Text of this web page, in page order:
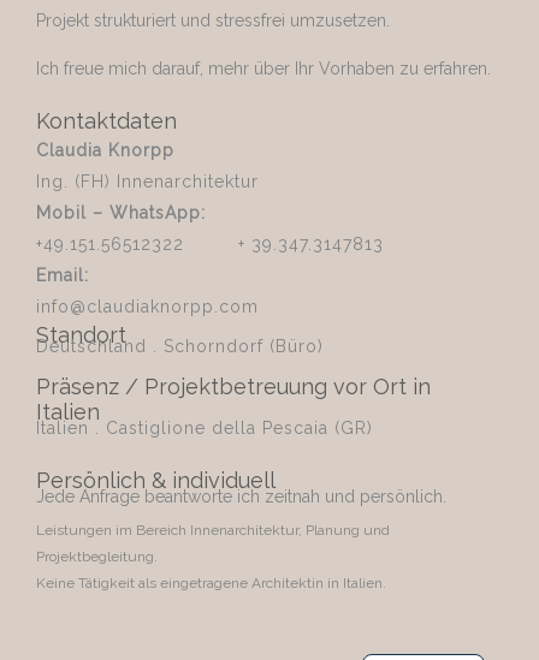
Projekt strukturiert und stressfrei umzusetzen.
Ich freue mich darauf, mehr über Ihr Vorhaben zu erfahren.
Kontaktdaten
Claudia Knorpp
Ing. (FH) Innenarchitektur
Mobil – WhatsApp:
+49.151.56512322 + 39.347.3147813
Email:
info@claudiaknorpp.com
Standort
Deutschland . Schorndorf (Büro)
Präsenz / Projektbetreuung vor Ort in
Italien
Italien . Castiglione della Pescaia (GR)
Persönlich & individuell
Jede Anfrage beantworte ich zeitnah und persönlich.
Leistungen im Bereich Innenarchitektur, Planung und
Projektbegleitung.
Keine Tätigkeit als eingetragene Architektin in Italien.